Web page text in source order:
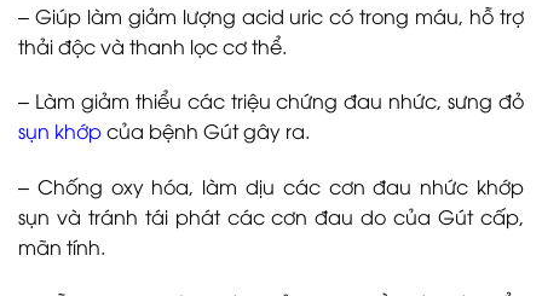
– Giúp làm giảm lượng acid uric có trong máu, hỗ trợ
thải độc và thanh lọc cơ thể.
– Làm giảm thiểu các triệu chứng đau nhức, sưng đỏ
sụn khớpcủa bệnh Gút gây ra.
– Chống oxy hóa, làm dịu các cơn đau nhức khớp
sụn và tránh tái phát các cơn đau do của Gút cấp,
mãn tính.